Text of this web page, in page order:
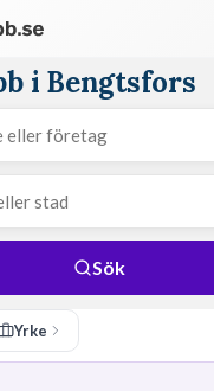
i Bengtsfors
Sök
Yrke